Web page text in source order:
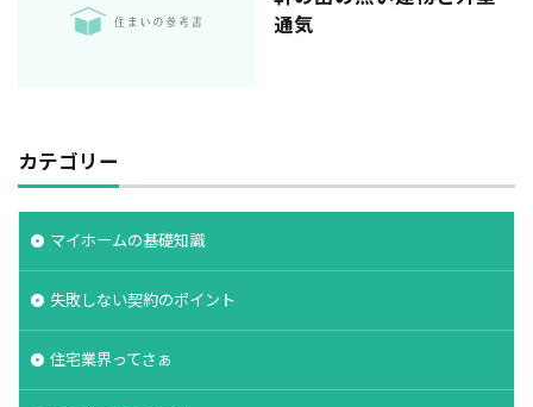
通気
カテゴリー
マイホームの基礎知識
失敗しない契約のポイント
住宅業界ってさぁ